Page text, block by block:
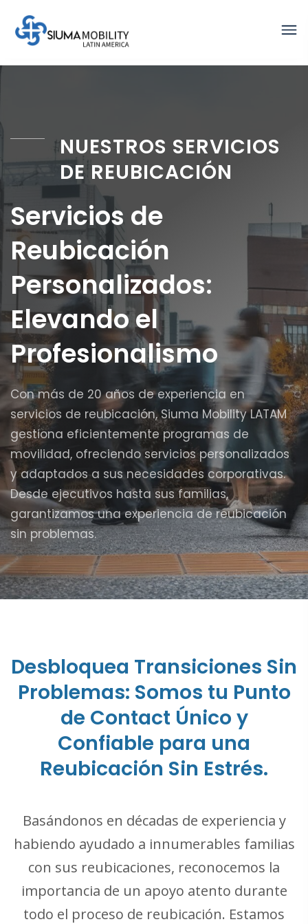
NUESTROS SERVICIOS
DE REUBICACIÓN
Servicios de
Reubicación
Personalizados:
Elevando el
Profesionalismo
Con más de 20 años de experiencia en
servicios de reubicación, Siuma Mobility LATAM
gestiona eficientemente programas de
movilidad, ofreciendo servicios personalizados
y adaptados a sus necesidades corporativas.
Desde ejecutivos hasta sus familias,
garantizamos una experiencia de reubicación
sin problemas.
Desbloquea Transiciones Sin
Problemas: Somos tu Punto
de Contact Único y
Confiable para una
Reubicación Sin Estrés.
Basándonos en décadas de experiencia y
habiendo ayudado a innumerables familias
con sus reubicaciones, reconocemos la
importancia de un apoyo atento durante
todo el proceso de reubicación. Estamos